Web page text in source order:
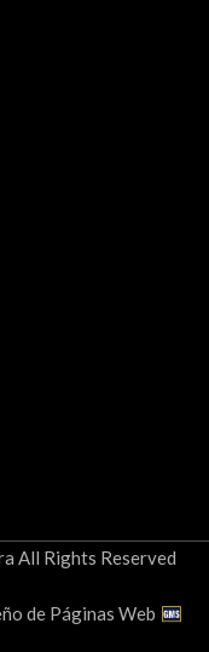
All Rights Reserved
de Páginas Web